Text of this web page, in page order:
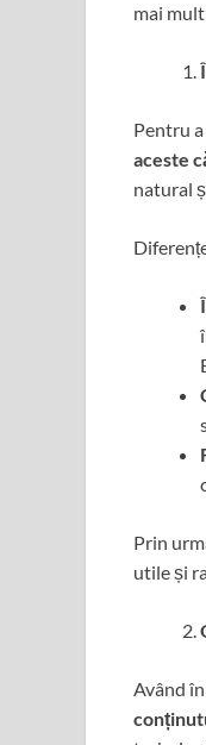
mai
Pentru
aceste
natural
Prin
utile și
Având